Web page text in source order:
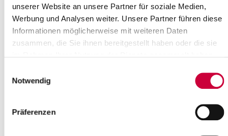
unserer Website an unsere Partner für soziale Medien,
Werbung und Analysen weiter. Unsere Partner führen diese
Informationen möglicherweise mit weiteren Daten
zusammen, die Sie ihnen bereitgestellt haben oder die sie
Notwendig
Präferenzen
Umweltschutzausschuss tagt
12.05.17: Am Donnerstag, dem 18. Mai 2017, um 18.00 Uhr,
findet eine Sitzung des Um-weltschutzausschusses des
Steinburger Kreistages statt. ...
werden aufgehoben
12.05.17: Die Straßensanierungsarbeiten auf der Kreisstraße 36